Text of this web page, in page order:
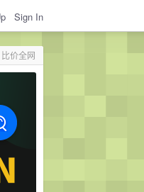
Sign In
价全网